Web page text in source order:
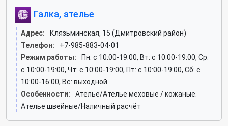
Галка, ателье
Адрес:
Клязьминская, 15 (Дмитровский район)
Телефон:
+7-985-883-04-01
Режим работы:
Пн: c 10:00-19:00, Вт: c 10:00-19:00, Ср:
c 10:00-19:00, Чт: c 10:00-19:00, Пт: c 10:00-19:00, Сб: c
10:00-16:00, Вс: выходной
Особенности:
Ателье/Ателье меховые / кожаные.
Ателье швейные/Наличный расчёт